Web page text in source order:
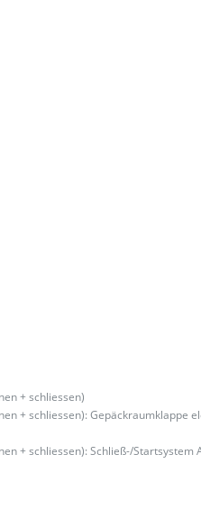
+ schliessen)
+ schliessen): Gepäckraumklappe
+ schliessen): Schließ-/Startsystem